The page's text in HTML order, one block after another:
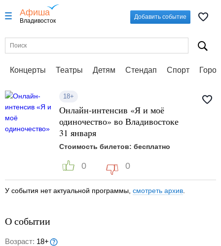
Афиша
Владивосток
Добавить событие
Концерты Театры Детям Стендап Спорт
18+
Онлайн-интенсив «Я и моё
одиночество» во Владивостоке
31 января
Стоимость билетов: бесплатно
0 0
У события нет актуальной программы, смотреть архив
О событии
Возраст: 18+